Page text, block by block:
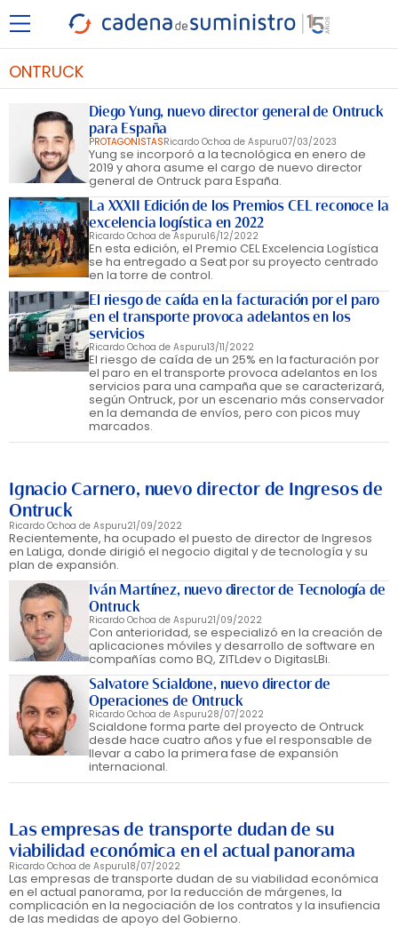
ONTRUCK
Diego Yung, nuevo director general de Ontruck
para España
PROTAGONISTASRicardo Ochoa de Aspuru07/03/2023
Yung se incorporó a la tecnológica en enero de
2019 y ahora asume el cargo de nuevo director
general de Ontruck para España.
La XXXII Edición de los Premios CEL reconoce la
excelencia logística en 2022
Ricardo Ochoa de Aspuru16/12/2022
En esta edición, el Premio CEL Excelencia Logística
se ha entregado a Seat por su proyecto centrado
en la torre de control.
El riesgo de caída en la facturación por el paro
en el transporte provoca adelantos en los
servicios
Ricardo Ochoa de Aspuru13/11/2022
El riesgo de caída de un 25% en la facturación por
el paro en el transporte provoca adelantos en los
servicios para una campaña que se caracterizará,
según Ontruck, por un escenario más conservador
en la demanda de envíos, pero con picos muy
marcados.
Ignacio Carnero, nuevo director de Ingresos de
Ontruck
Ricardo Ochoa de Aspuru21/09/2022
Recientemente, ha ocupado el puesto de director de Ingresos
en LaLiga, donde dirigió el negocio digital y de tecnología y su
plan de expansión.
Iván Martínez, nuevo director de Tecnología de
Ontruck
Ricardo Ochoa de Aspuru21/09/2022
Con anterioridad, se especializó en la creación de
aplicaciones móviles y desarrollo de software en
compañías como BQ, ZITLdev o DigitasLBi.
Salvatore Scialdone, nuevo director de
Operaciones de Ontruck
Ricardo Ochoa de Aspuru28/07/2022
Scialdone forma parte del proyecto de Ontruck
desde hace cuatro años y fue el responsable de
llevar a cabo la primera fase de expansión
internacional.
Las empresas de transporte dudan de su
viabilidad económica en el actual panorama
Ricardo Ochoa de Aspuru18/07/2022
Las empresas de transporte dudan de su viabilidad económica
en el actual panorama, por la reducción de márgenes, la
complicación en la negociación de los contratos y la insufiencia
de las medidas de apoyo del Gobierno.